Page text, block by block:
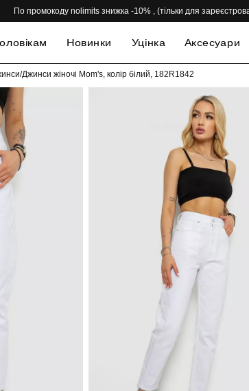
По промокоду nolimits знижка -10% , (тільки для
Новинки Уцінка Аксесуари
/Джинси жіночі Mom's, колір білий, 182R1842